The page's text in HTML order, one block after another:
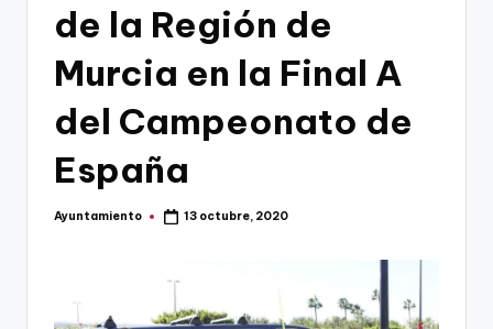
de la Región de
Murcia en la Final A
del Campeonato de
España
Publicado
Ayuntamiento 13 octubre, 2020